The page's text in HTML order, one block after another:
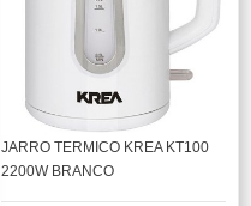
JARRO TERMICO KREA KT100
2200W BRANCO